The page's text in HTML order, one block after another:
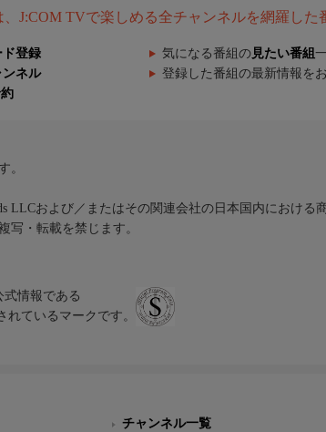
J:COM TVで楽しめる全チャンネルを網羅した
ド登録 気になる番組の 見たい番組
ンネル 登録した番組の最新情報を
。
LLCおよび／またはその関連会社の日本国内における
写・転載を禁じます。
式情報である
れているマークです。
チャンネル一覧